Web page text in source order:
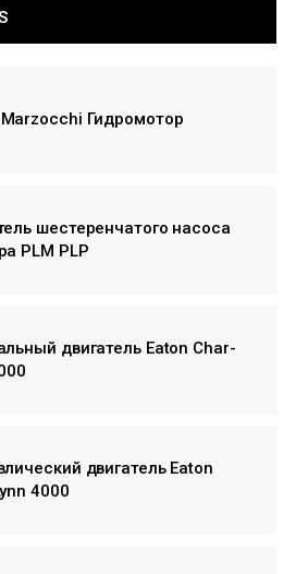
Marzocchi Гидромотор
шестеренчатого насоса
PLM PLP
двигатель Eaton Char-
двигатель Eaton
4000